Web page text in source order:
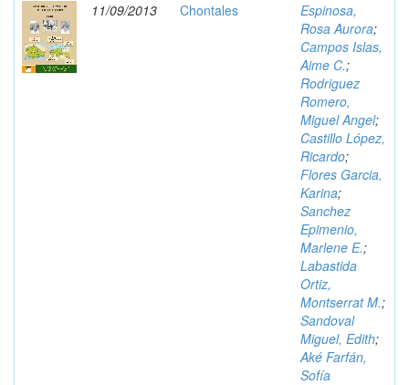
11/09/2013 Chontales
Espinosa,
Rosa Aurora;
Campos Islas,
Aime C.;
Rodriguez
Romero,
Miguel Angel;
Castillo López,
Ricardo;
Flores Garcia,
Karina;
Sanchez
Epimenio,
Marlene E.;
Labastida
Ortiz,
Montserrat M.;
Sandoval
Miguel, Edith;
Aké Farfán,
Sofía